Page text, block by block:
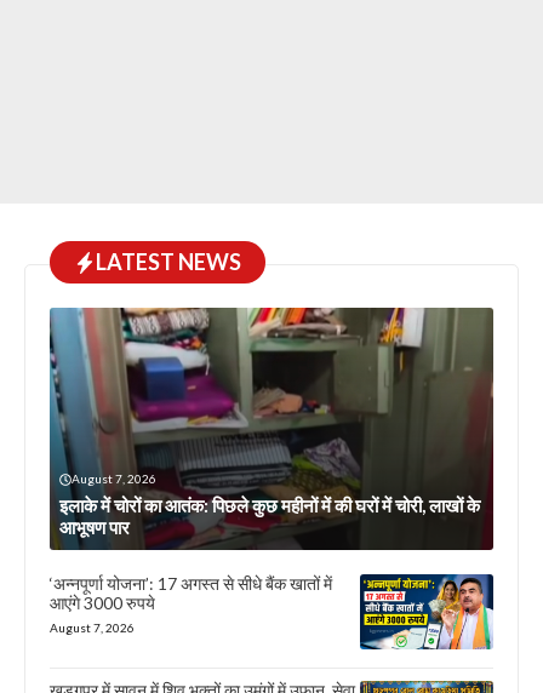
LATEST NEWS
August 7, 2026
इलाके में चोरों का आतंक: पिछले कुछ महीनों में की घरों में चोरी, लाखों के
आभूषण पार
‘अन्नपूर्णा योजना’: 17 अगस्त से सीधे बैंक खातों में
आएंगे 3000 रुपये
August 7, 2026